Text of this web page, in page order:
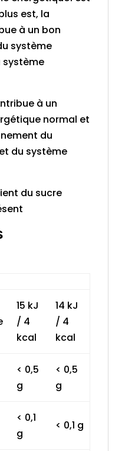
est, la
à un bon
système
système
à un
normal et
du
du système
du sucre
15 kJ
/ 4
kcal
14 kJ
/ 4
kcal
< 0,5
g
< 0,5
g
< 0,1
g
< 0,1 g